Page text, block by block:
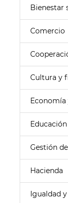
Bienestar
Comercio
Cultura y
Gestión
Hacienda
Igualdad